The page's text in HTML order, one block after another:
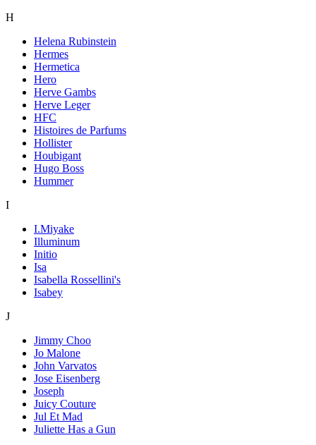
H
Helena Rubinstein
Hermes
Hermetica
Hero
Herve Gambs
Herve Leger
HFC
Histoires de Parfums
Hollister
Houbigant
Hugo Boss
Hummer
I
I.Miyake
Illuminum
Initio
Isa
Isabella Rossellini's
Isabey
J
Jimmy Choo
Jo Malone
John Varvatos
Jose Eisenberg
Joseph
Juicy Couture
Jul Et Mad
Juliette Has a Gun